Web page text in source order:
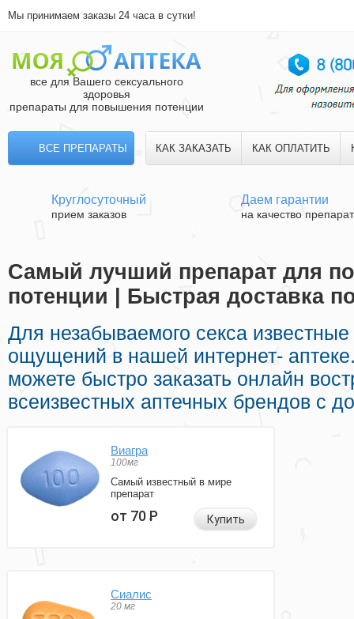
Мы принимаем заказы 24 часа в сутки!
все для Вашего сексуального
здоровья
препараты для повышения потенции
ВСЕ ПРЕПАРАТЫ КАК ЗАКАЗАТЬ КАК ОПЛАТИТЬ
Круглосуточный
прием заказов
Даем гарантии
на качество
Самый лучший препарат для
потенции | Быстрая доставка
Для незабываемого секса
ощущений в нашей интернет-
можете быстро заказать онлайн
всеизвестных аптечных брендов с
Виагра
100мг
Самый известный в мире
препарат
от 70Р Купить
Сиалис
20 мг